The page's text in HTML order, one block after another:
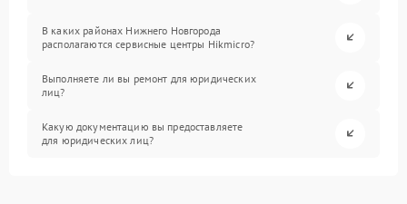
В каких районах Нижнего Новгорода
располагаются сервисные центры Hikmicro?
Выполняете ли вы ремонт для юридических
лиц?
Какую документацию вы предоставляете
для юридических лиц?